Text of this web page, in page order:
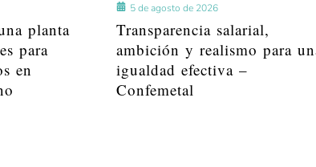
planta
para
en
5 de agosto de 2026
Transparencia salarial,
ambición y realismo para
igualdad efectiva –
Confemetal